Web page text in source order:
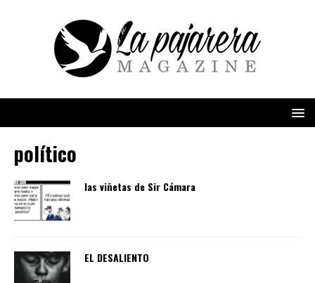
político
las viñetas de Sir Cámara
EL DESALIENTO